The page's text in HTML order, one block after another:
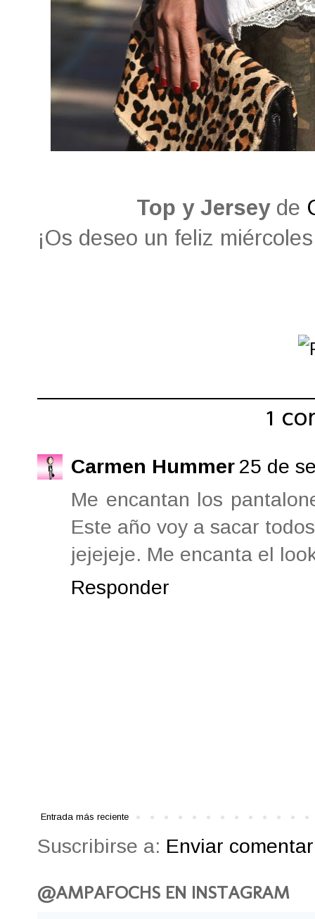
Top y Jerseyde
¡Os deseo un feliz
1
Carmen Hummer 25 de
Me encantan los
Este año voy a sacar
jejejeje. Me encanta el
Responder
Entrada más reciente
Suscribirse a: Enviar
@AMPAFOCHS EN INSTAGRAM